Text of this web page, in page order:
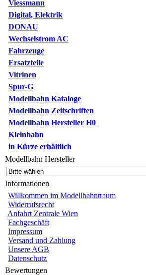
Viessmann
Digital, Elektrik
DONAU
Wechselstrom AC
Fahrzeuge
Ersatzteile
Vitrinen
Spur-G
Modellbahn Kataloge
Modellbahn Zeitschriften
Modellbahn Hersteller H0
Kleinbahn
in Kürze erhältlich
Modellbahn Hersteller
Informationen
Willkommen im Modellbahntraum
Widerrufsrecht
Anfahrt Zentrale Wien
Fachgeschäft
Impressum
Versand und Zahlung
Unsere AGB
Datenschutz
Bewertungen